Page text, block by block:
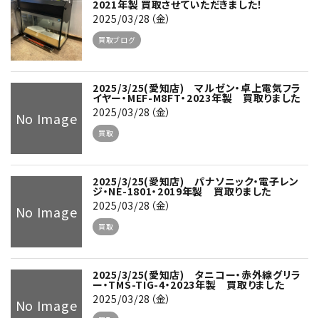
2021年製 買取させていただきました！
2025/03/28（金）
買取ブログ
No Image
2025/3/25(愛知店) マルゼン・卓上電気フラ
イヤー・MEF-M8FT・2023年製 買取りました
2025/03/28（金）
買取
No Image
2025/3/25(愛知店) パナソニック・電子レン
ジ・NE-1801・2019年製 買取りました
2025/03/28（金）
買取
No Image
2025/3/25(愛知店) タニコー・赤外線グリラ
ー・TMS-TIG-4・2023年製 買取りました
2025/03/28（金）